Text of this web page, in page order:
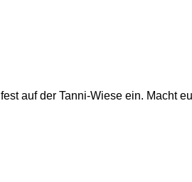
auf der Tanni-Wiese ein. Macht